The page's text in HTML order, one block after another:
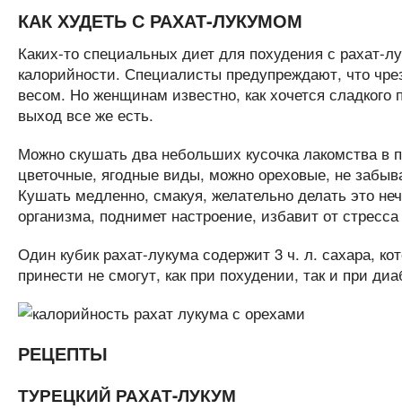
КАК ХУДЕТЬ С РАХАТ-ЛУКУМОМ
Каких-то специальных диет для похудения с рахат-
калорийности. Специалисты предупреждают, что
весом. Но женщинам известно, как хочется сладкого
выход все же есть.
Можно скушать два небольших кусочка лакомства в
цветочные, ягодные виды, можно ореховые, не
Кушать медленно, смакуя, желательно делать это
организма, поднимет настроение, избавит от
Один кубик рахат-лукума содержит 3 ч. л. сахара,
принести не смогут, как при похудении, так и при
РЕЦЕПТЫ
ТУРЕЦКИЙ РАХАТ-ЛУКУМ